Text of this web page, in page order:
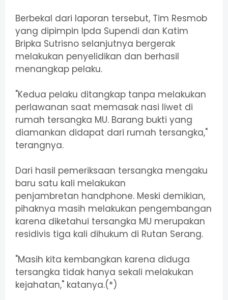
Berbekal dari laporan tersebut, Tim Resmob
yang dipimpin Ipda Supendi dan Katim
Bripka Sutrisno selanjutnya bergerak
melakukan penyelidikan dan berhasil
menangkap pelaku.
"Kedua pelaku ditangkap tanpa melakukan
perlawanan saat memasak nasi liwet di
rumah tersangka MU. Barang bukti yang
diamankan didapat dari rumah tersangka,"
terangnya.
Dari hasil pemeriksaan tersangka mengaku
baru satu kali melakukan
penjambretan handphone. Meski demikian,
pihaknya masih melakukan pengembangan
karena diketahui tersangka MU merupakan
residivis tiga kali dihukum di Rutan Serang.
"Masih kita kembangkan karena diduga
tersangka tidak hanya sekali melakukan
kejahatan," katanya.(*)